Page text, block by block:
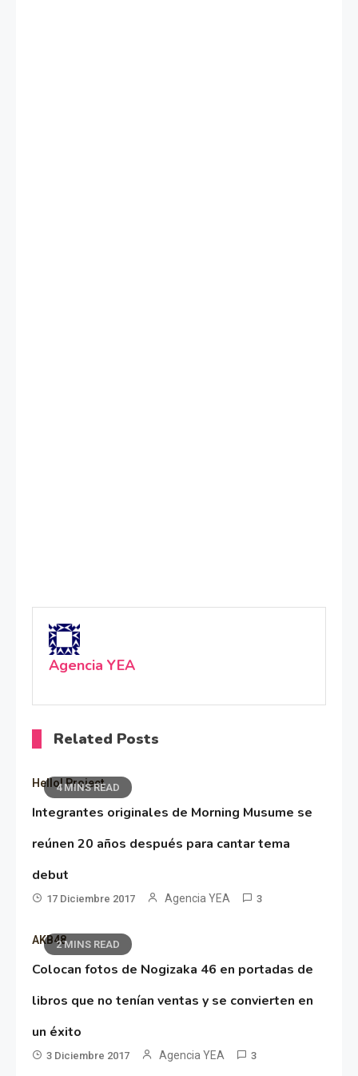
Agencia YEA
Related Posts
4 MINS READ
Hello! Project
Integrantes originales de Morning Musume se
reúnen 20 años después para cantar tema
debut
17 Diciembre 2017 Agencia YEA 3
2 MINS READ
AKB48
Colocan fotos de Nogizaka 46 en portadas de
libros que no tenían ventas y se convierten en
un éxito
3 Diciembre 2017 Agencia YEA 3